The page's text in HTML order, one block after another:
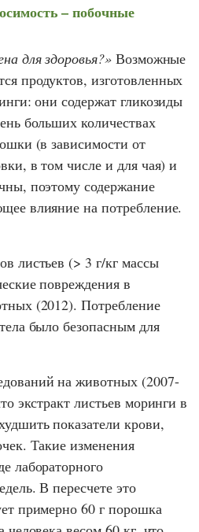
– побочные
для здоровья? Возможные
продуктов, изготовленных
они содержат гликозиды
больших количествах
(в зависимости от
в том числе и для чая) и
поэтому содержание
влияние на потребление.
листьев (> 3 г/кг массы
повреждения в
(2012). Потребление
было безопасным для
на животных (2007-
экстракт листьев моринги в
показатели крови,
Такие изменения
лабораторного
В пересчете это
примерно 60 г порошка